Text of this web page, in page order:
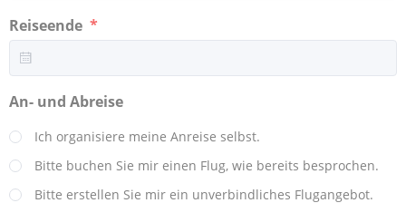
Reiseende
An- und Abreise
Ich organisiere meine Anreise selbst.
Bitte buchen Sie mir einen Flug, wie bereits besprochen.
Bitte erstellen Sie mir ein unverbindliches Flugangebot.